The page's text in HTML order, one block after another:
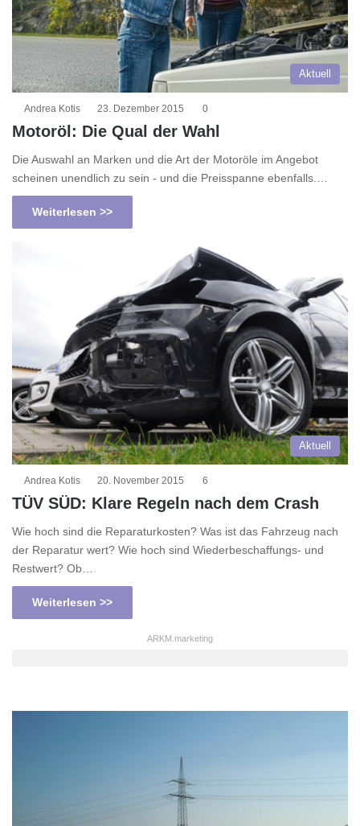
Aktuell
Andrea Kotis 23. Dezember 2015 0
Motoröl: Die Qual der Wahl
Die Auswahl an Marken und die Art der Motoröle im Angebot
scheinen unendlich zu sein - und die Preisspanne ebenfalls.…
Weiterlesen >>
Aktuell
Andrea Kotis 20. November 2015 6
TÜV SÜD: Klare Regeln nach dem Crash
Wie hoch sind die Reparaturkosten? Was ist das Fahrzeug nach
der Reparatur wert? Wie hoch sind Wiederbeschaffungs- und
Restwert? Ob…
Weiterlesen >>
ARKM.marketing